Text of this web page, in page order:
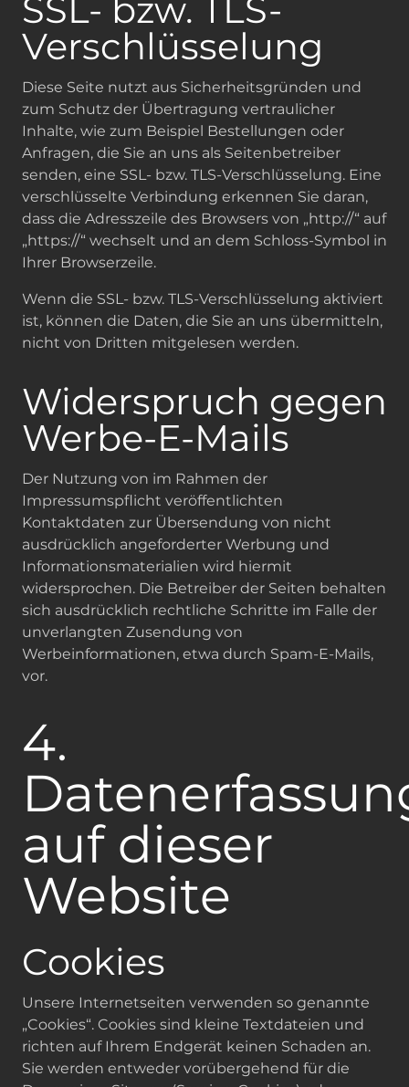
SSL- bzw. TLS-
Verschlüsselung
Diese Seite nutzt aus Sicherheitsgründen und
zum Schutz der Übertragung vertraulicher
Inhalte, wie zum Beispiel Bestellungen oder
Anfragen, die Sie an uns als Seitenbetreiber
senden, eine SSL- bzw. TLS-Verschlüsselung. Eine
verschlüsselte Verbindung erkennen Sie daran,
dass die Adresszeile des Browsers von „http://“ auf
„https://“ wechselt und an dem Schloss-Symbol in
Ihrer Browserzeile.
Wenn die SSL- bzw. TLS-Verschlüsselung aktiviert
ist, können die Daten, die Sie an uns übermitteln,
nicht von Dritten mitgelesen werden.
Widerspruch gegen
Werbe-E-Mails
Der Nutzung von im Rahmen der
Impressumspflicht veröffentlichten
Kontaktdaten zur Übersendung von nicht
ausdrücklich angeforderter Werbung und
Informationsmaterialien wird hiermit
widersprochen. Die Betreiber der Seiten behalten
sich ausdrücklich rechtliche Schritte im Falle der
unverlangten Zusendung von
Werbeinformationen, etwa durch Spam-E-Mails,
vor.
4.
auf dieser
Website
Cookies
Unsere Internetseiten verwenden so genannte
„Cookies“. Cookies sind kleine Textdateien und
richten auf Ihrem Endgerät keinen Schaden an.
Sie werden entweder vorübergehend für die